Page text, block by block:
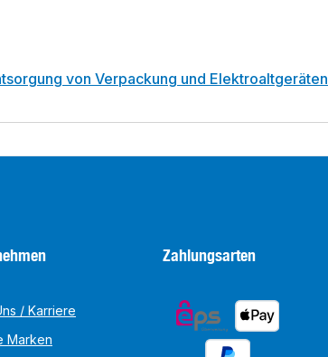
von Verpackung und Elektroaltgeräten
/ Karriere
Marken
Zahlungsarten